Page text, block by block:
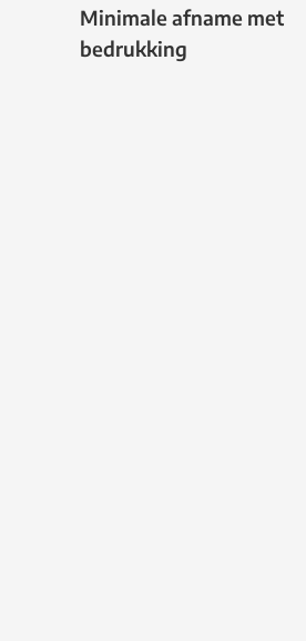
Minimale afname met
Minimale afname met
bedrukking